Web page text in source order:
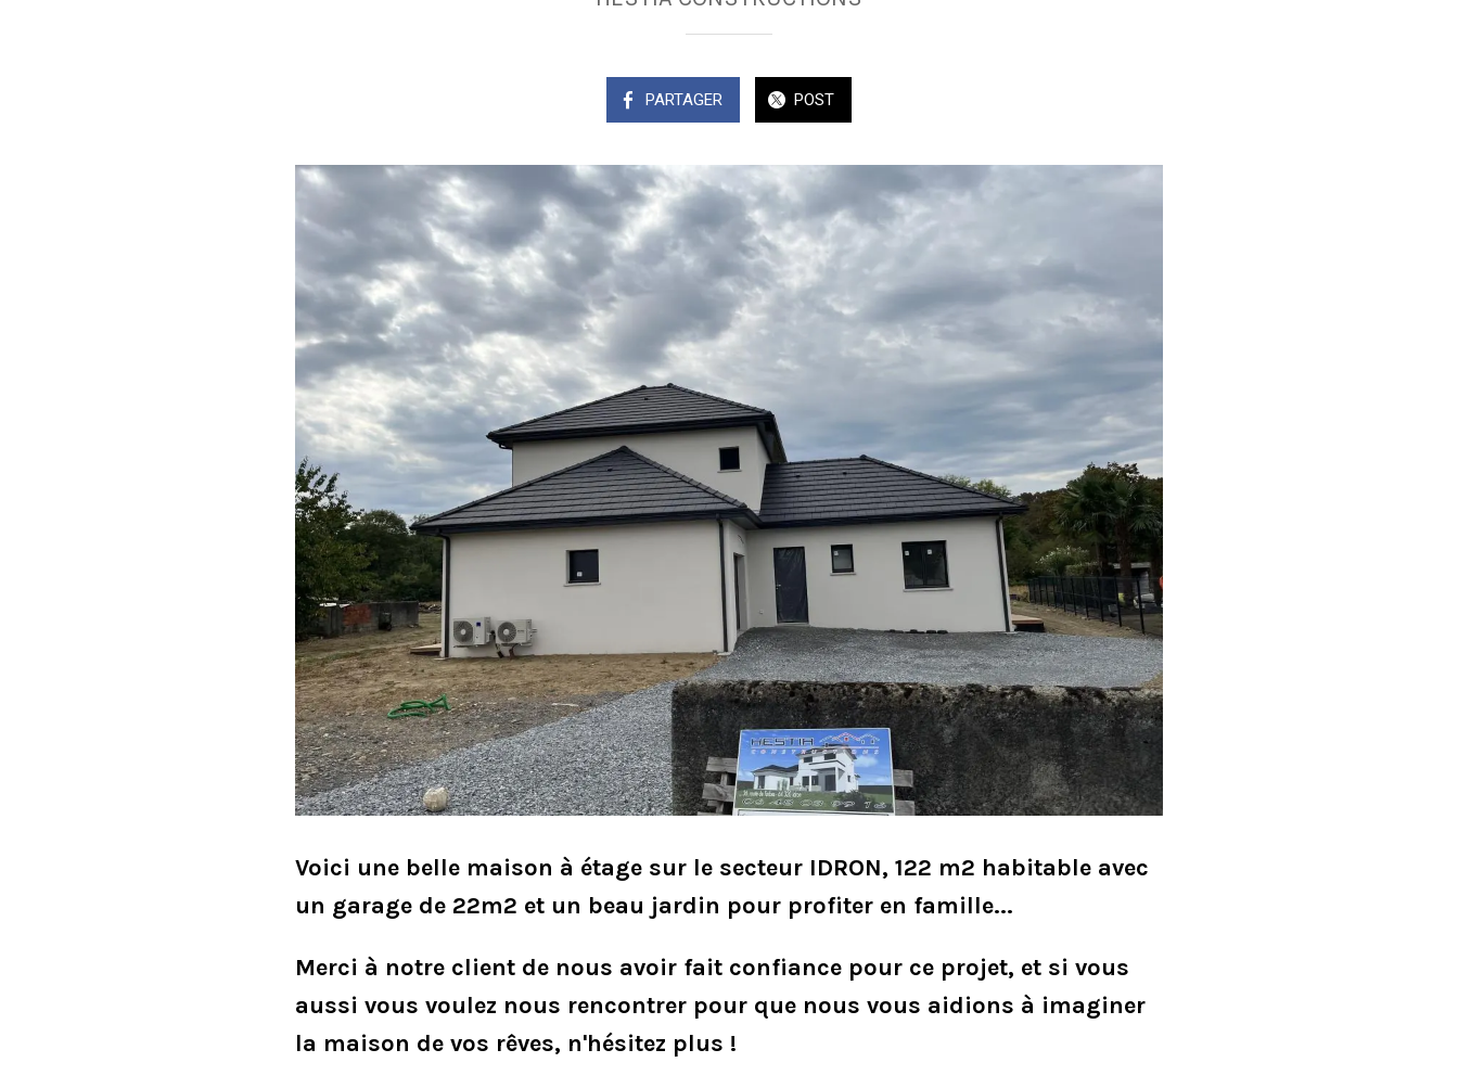
PARTAGER POST
Voici une belle maison à étage sur le secteur IDRON, 122 m2 habitable avec
un garage de 22m2 et un beau jardin pour profiter en famille...
Merci à notre client de nous avoir fait confiance pour ce projet, et si vous
aussi vous voulez nous rencontrer pour que nous vous aidions à imaginer
la maison de vos rêves, n'hésitez plus !